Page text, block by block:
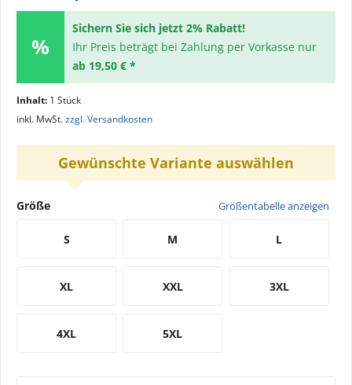
Sichern Sie sich jetzt 2% Rabatt!
Ihr Preis beträgt bei Zahlung per Vorkasse nur
ab 19,50 € *
Inhalt: 1 Stück
inkl. MwSt.zzgl. Versandkosten
Gewünschte Variante auswählen
Größe Größentabelle anzeigen
S M L
XL XXL 3XL
4XL 5XL